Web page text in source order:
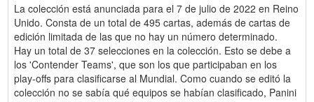
La colección está anunciada para el 7 de julio de 2022 en Reino
Unido. Consta de un total de 495 cartas, además de cartas de
edición limitada de las que no hay un número determinado.
Hay un total de 37 selecciones en la colección. Esto se debe a
los 'Contender Teams', que son los que participaban en los
play-offs para clasificarse al Mundial. Como cuando se editó la
colección no se sabía qué equipos se habían clasificado, Panini